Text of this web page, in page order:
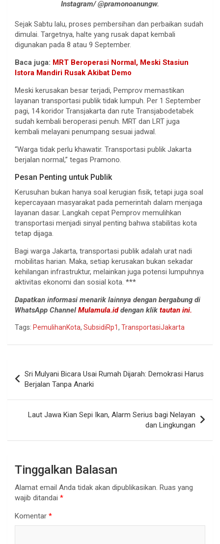
Instagram/ @pramonoanungw.
Sejak Sabtu lalu, proses pembersihan dan perbaikan sudah
dimulai. Targetnya, halte yang rusak dapat kembali
digunakan pada 8 atau 9 September.
Baca juga: MRT Beroperasi Normal, Meski Stasiun
Istora Mandiri Rusak Akibat Demo
Meski kerusakan besar terjadi, Pemprov memastikan
layanan transportasi publik tidak lumpuh. Per 1 September
pagi, 14 koridor Transjakarta dan rute Transjabodetabek
sudah kembali beroperasi penuh. MRT dan LRT juga
kembali melayani penumpang sesuai jadwal.
“Warga tidak perlu khawatir. Transportasi publik Jakarta
berjalan normal,” tegas Pramono.
Pesan Penting untuk Publik
Kerusuhan bukan hanya soal kerugian fisik, tetapi juga soal
kepercayaan masyarakat pada pemerintah dalam menjaga
layanan dasar. Langkah cepat Pemprov memulihkan
transportasi menjadi sinyal penting bahwa stabilitas kota
tetap dijaga.
Bagi warga Jakarta, transportasi publik adalah urat nadi
mobilitas harian. Maka, setiap kerusakan bukan sekadar
kehilangan infrastruktur, melainkan juga potensi lumpuhnya
aktivitas ekonomi dan sosial kota. ***
Dapatkan informasi menarik lainnya dengan bergabung di
WhatsApp Channel Mulamula.iddengan klik tautan ini.
Tags: PemulihanKota, SubsidiRp1, TransportasiJakarta
pos
Sri Mulyani Bicara Usai Rumah Dijarah: Demokrasi Harus
Berjalan Tanpa Anarki
Laut Jawa Kian Sepi Ikan, Alarm Serius bagi Nelayan
dan Lingkungan
Tinggalkan Balasan
Alamat email Anda tidak akan dipublikasikan. Ruas yang
wajib ditandai *
Komentar *